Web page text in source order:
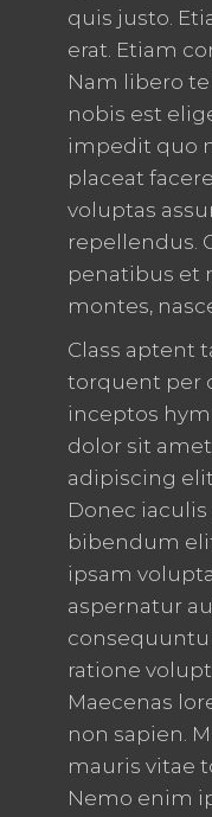
quis justo.
erat. Etiam
Nam libero
nobis est
impedit quo
placeat
voluptas
repellendus.
penatibus et
montes,
Class aptent
torquent per
inceptos
dolor sit
adipiscing
Donec
bibendum
ipsam
aspernatur
ratione
Maecenas
non sapien.
mauris vitae
Nemo enim